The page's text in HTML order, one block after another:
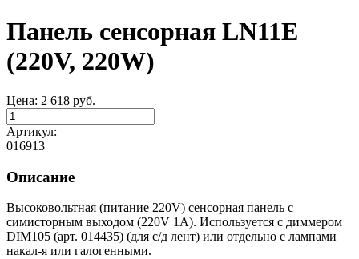
Панель сенсорная LN11E
(220V, 220W)
Цена: 2 618 руб.
Артикул:
016913
Описание
Высоковольтная (питание 220V) сенсорная панель с
симисторным выходом (220V 1A). Используется с диммером
DIM105 (арт. 014435) (для с/д лент) или отдельно с лампами
накал-я или галогенными.